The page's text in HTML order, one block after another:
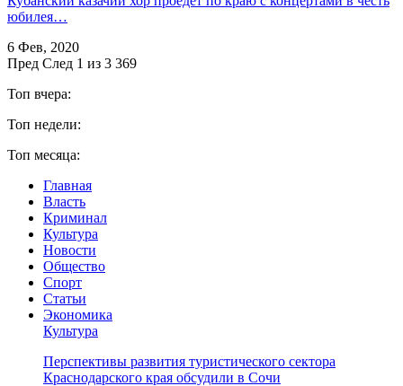
юбилея…
6 Фев, 2020
Пред След 1 из 3 369
Топ вчера:
Топ недели:
Топ месяца:
Главная
Власть
Криминал
Культура
Новости
Общество
Спорт
Статьи
Экономика
Культура
Перспективы развития туристического сектора
Краснодарского края обсудили в Сочи